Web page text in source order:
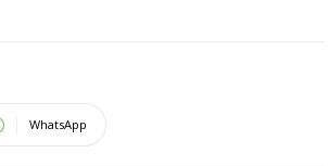
WhatsApp